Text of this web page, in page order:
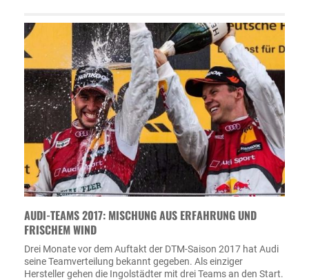
AUDI-TEAMS 2017: MISCHUNG AUS ERFAHRUNG UND
FRISCHEM WIND
Drei Monate vor dem Auftakt der DTM-Saison 2017 hat Audi
seine Teamverteilung bekannt gegeben. Als einziger
Hersteller gehen die Ingolstädter mit drei Teams an den Start.